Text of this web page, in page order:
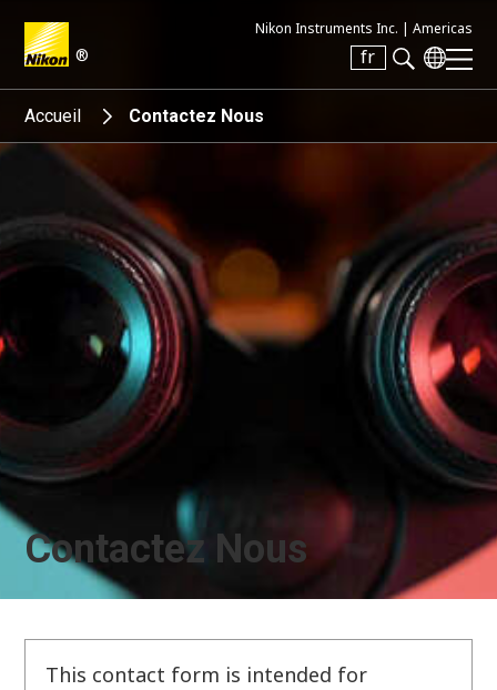
®
Nikon Instruments Inc. | Americas
fr
Search keyword(s)
Accueil Contactez Nous
Contactez Nous
This contact form is intended for